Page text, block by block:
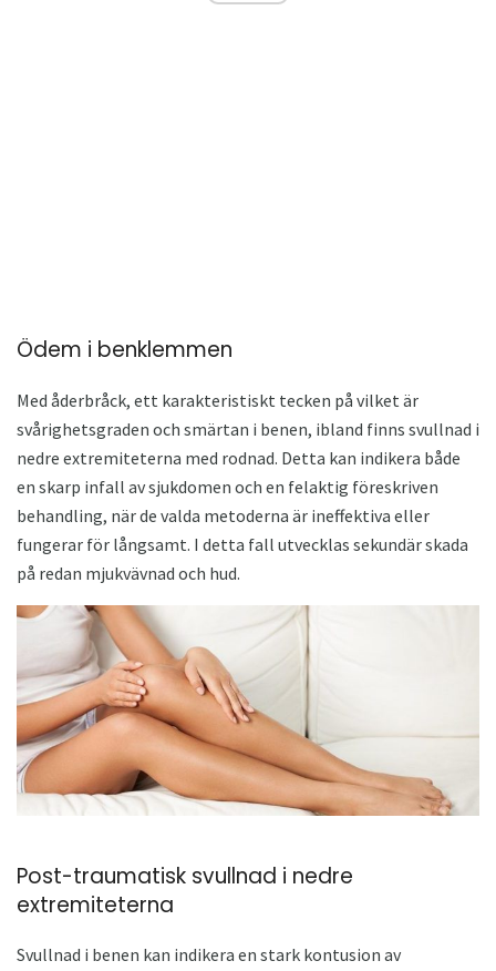
Ödem i benklemmen
Med åderbråck, ett karakteristiskt tecken på vilket är
svårighetsgraden och smärtan i benen, ibland finns svullnad i
nedre extremiteterna med rodnad. Detta kan indikera både
en skarp infall av sjukdomen och en felaktig föreskriven
behandling, när de valda metoderna är ineffektiva eller
fungerar för långsamt. I detta fall utvecklas sekundär skada
på redan mjukvävnad och hud.
Post-traumatisk svullnad i nedre
extremiteterna
Svullnad i benen kan indikera en stark kontusion av